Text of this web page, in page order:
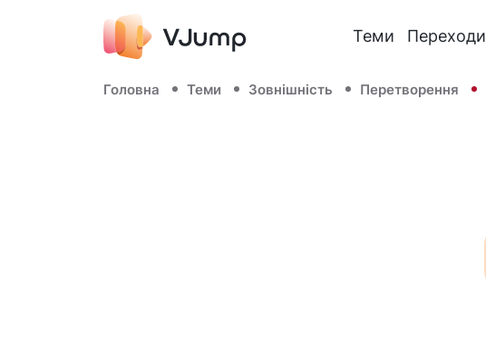
Теми Переходи
Головна Теми Зовнішність Перетворення